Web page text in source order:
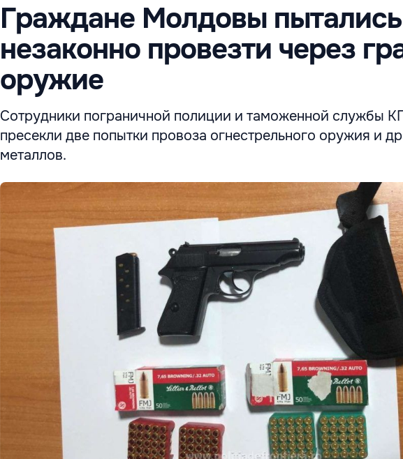
Граждане Молдовы пытались
незаконно провезти через
оружие
Сотрудники пограничной полиции и таможенной службы
пресекли две попытки провоза огнестрельного оружия и
металлов.